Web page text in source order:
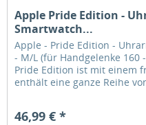
Apple Pride Edition -
Smartwatch...
Apple - Pride Edition -
- M/L (für Handgelenke 160
Pride Edition ist mit einem
enthält eine ganze Reihe
46,99 € *